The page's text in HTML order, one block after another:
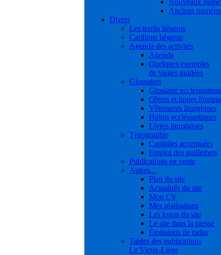
Nouveaux
Anciens
Divers
Les terrils liégeois
Carillons liégeois
Agenda des activités
Agenda
Quelques exemples
de visites guidées
Glossaires
Glossaire
Objets et linges
Vêtements liturgiques
Habits ecclésiastiques
Livres liturgiques
Typographie
Capitales accentuées
Emploi des guillemets
Publications en vente
Autres...
Plan du site
Actualités du site
Mon CV
Mes réalisations
Les logos du site
Le site dans la presse
Émissions de radio
Tables des publications
Le Vieux-Liège